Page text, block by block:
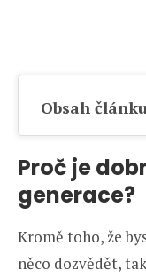
Obsah
Proč je
generace?
Kromě toho, že
něco dozvědět,